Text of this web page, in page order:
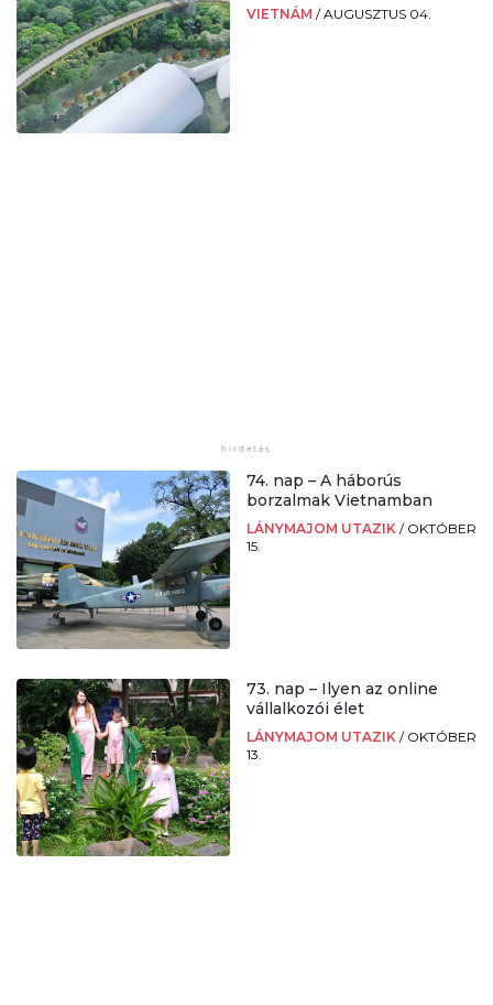
VIETNÁM /AUGUSZTUS 04.
74. nap – A háborús
borzalmak Vietnamban
LÁNYMAJOM UTAZIK / OKTÓBER
15.
73. nap – Ilyen az online
vállalkozói élet
LÁNYMAJOM UTAZIK / OKTÓBER
13.